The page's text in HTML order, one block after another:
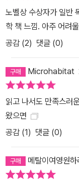
반응들은 구획화를 통
한 에너지는 미토콘드
주변 환경으로부터 정
NA의 구조는 생명의
역할을 한다. 정보가
양상을 통해서도 확연
들은 동일한 유전자를
자만 켜지고 다른 유전
다. 각자의 역할에 맡
자 집합으로도 다양한
점에서 바라보는 것은
노벨상 수상자가 일반
학 책 느낌. 아주 어려
공감 (2) 댓글 (0)
Microhabitat
읽고 나서도 만족스러
왔으면
공감 (1) 댓글 (0)
메탈이여영원하